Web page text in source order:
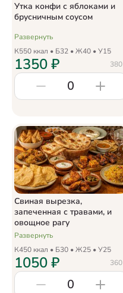
Утка конфи с яблоками и
брусничным соусом
Развернуть
К550 ккал • Б32 • Ж40 • У15
380
1350₽
0
Свиная вырезка,
запеченная с травами, и
овощное рагу
Развернуть
К450 ккал • Б30 • Ж25 • У25
360
1050₽
0